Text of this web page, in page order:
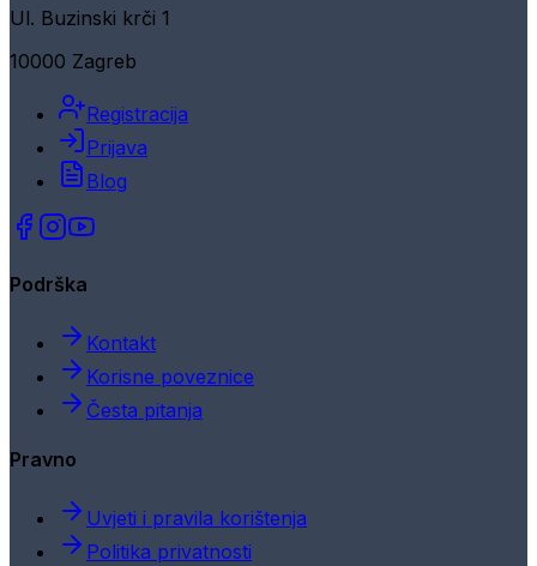
Ul. Buzinski krči 1
10000 Zagreb
Registracija
Prijava
Blog
Podrška
Kontakt
Korisne poveznice
Česta pitanja
Pravno
Uvjeti i pravila korištenja
Politika privatnosti